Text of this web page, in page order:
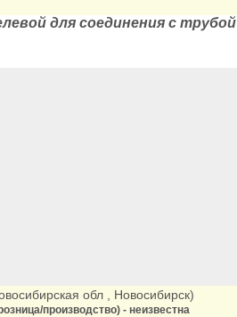
для соединения с трубой
обл , Новосибирск)
производство) - неизвестна